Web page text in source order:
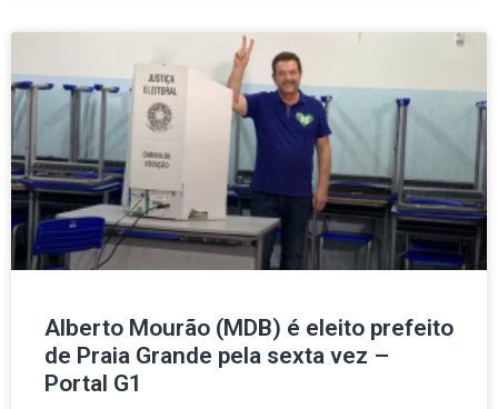
Alberto Mourão (MDB) é eleito prefeito
de Praia Grande pela sexta vez –
Portal G1